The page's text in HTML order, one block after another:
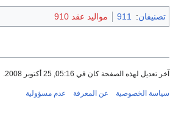
تصنيفان:
911 مواليد عقد 910
آخر تعديل لهذه الصفحة كان في 05:16, 25 أكتوبر 2008.
سياسة الخصوصية عن المعرفة عدم مسؤولية